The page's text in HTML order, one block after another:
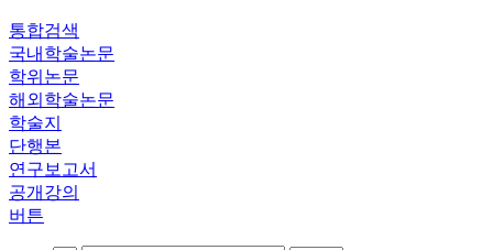
통합검색
국내학술논문
학위논문
해외학술논문
학술지
단행본
연구보고서
공개강의
버튼